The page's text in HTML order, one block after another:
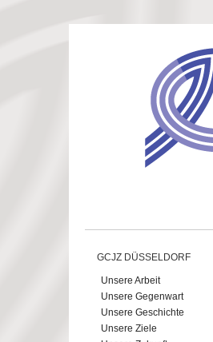
GCJZ DÜSSELDORF
Unsere Arbeit
Unsere Gegenwart
Unsere Geschichte
Unsere Ziele